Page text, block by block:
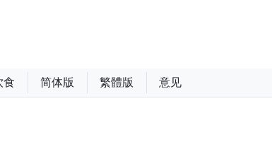
食 简体版 繁體版 意见